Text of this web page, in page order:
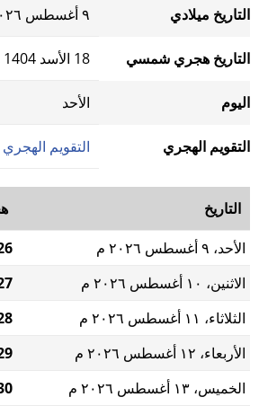
التاريخ ميلادي ٩ أغسطس ٢٠٢٦ م
التاريخ هجري شمسي 18 الأسد 1404 هجري شمسي
اليوم الأحد
التقويم الهجري التقويم
التاريخ
الأحد، ٩ أغسطس ٢٠٢٦ م
26 صفر
الاثنين، ١٠ أغسطس ٢٠٢٦ م
27 صفر
الثلاثاء، ١١ أغسطس ٢٠٢٦ م
28 صفر
الأربعاء، ١٢ أغسطس ٢٠٢٦ م
29 صفر
الخميس، ١٣ أغسطس ٢٠٢٦ م
30 صفر